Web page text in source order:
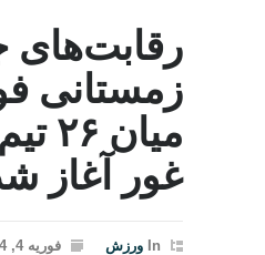
رقابت‌های
زمستانی
غور آغاز
In ورزش
فوریه 4, 2024